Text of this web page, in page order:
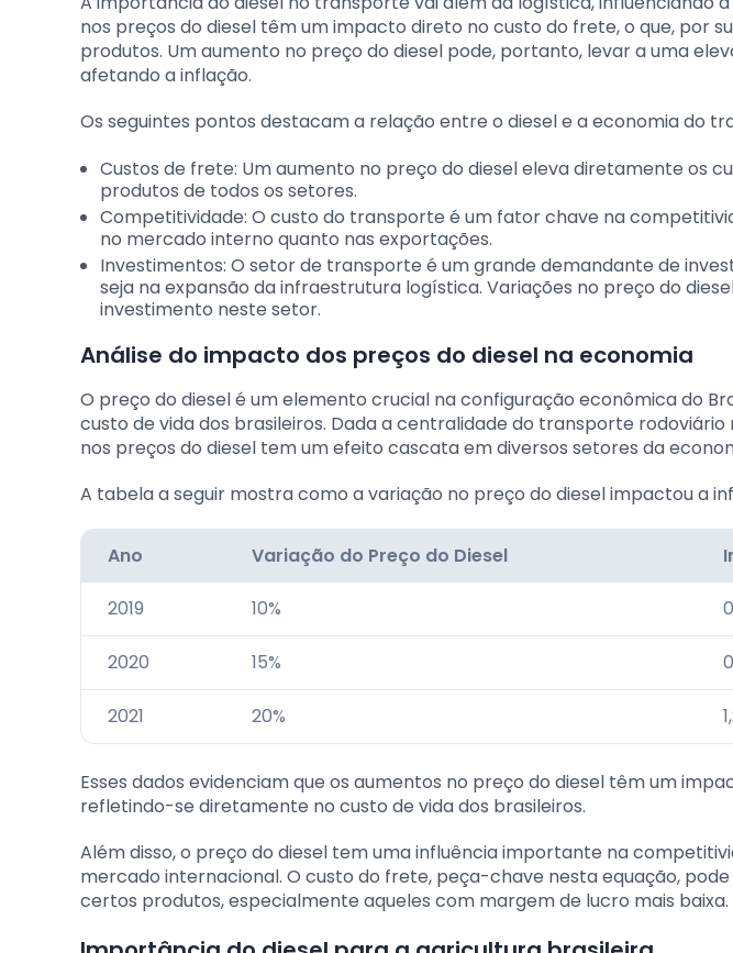
nos preços do diesel têm um impacto direto no custo do frete, o que, por
produtos. Um aumento no preço do diesel pode, portanto, levar a uma
afetando a inflação.
Os seguintes pontos destacam a relação entre o diesel e a economia do
Custos de frete: Um aumento no preço do diesel eleva diretamente os
produtos de todos os setores.
Competitividade: O custo do transporte é um fator chave na
no mercado interno quanto nas exportações.
Investimentos: O setor de transporte é um grande demandante de
seja na expansão da infraestrutura logística. Variações no preço do
investimento neste setor.
Análise do impacto dos preços do diesel na economia
O preço do diesel é um elemento crucial na configuração econômica do
custo de vida dos brasileiros. Dada a centralidade do transporte
nos preços do diesel tem um efeito cascata em diversos setores da
A tabela a seguir mostra como a variação no preço do diesel impactou a
Ano Variação do Preço do Diesel
2019 10%
2020 15%
2021 20%
Esses dados evidenciam que os aumentos no preço do diesel têm um
refletindo-se diretamente no custo de vida dos brasileiros.
Além disso, o preço do diesel tem uma influência importante na
mercado internacional. O custo do frete, peça-chave nesta equação,
certos produtos, especialmente aqueles com margem de lucro mais baixa.